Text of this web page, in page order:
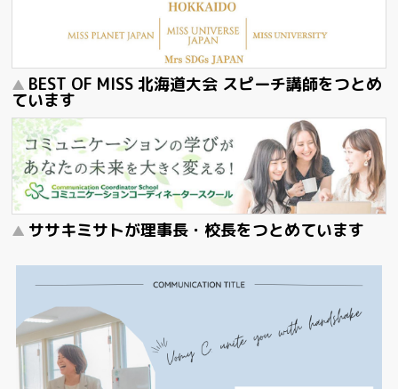
BEST OF MISS 北海道大会 スピーチ講師をつとめ
ています
ササキミサトが理事長・校長をつとめています